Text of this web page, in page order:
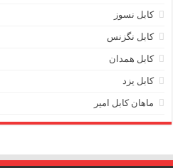
کابل نسوز
کابل نگزنس
کابل همدان
کابل یزد
ماهان کابل امیر